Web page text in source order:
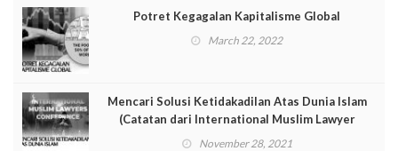
Potret Kegagalan Kapitalisme Global
March 22, 2022
Mencari Solusi Ketidakadilan Atas Dunia Islam
(Catatan dari International Muslim Lawyer
Conference [IMLC])
November 28, 2021